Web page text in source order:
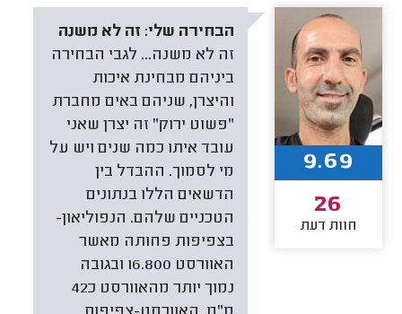
הבחירה שלי: זה לא משנה
זה לא משנה... לגבי הבחירה
ביניהם מבחינת איכות
והיצרן, שניהם באים מחברת
"פשוט ירוק" זה יצרן שאני
עובד איתו כמה שנים ויש על
מי לסמוך. ההבדל בין
הדשאים הללו בנתונים
הטכניים שלהם. הנפוליאון-
בצפיפות פחותה מאשר
האוורסט 16.800 ובגובה
נמוך יותר מהאוורסט כ42
9.69
26
חוות דעת